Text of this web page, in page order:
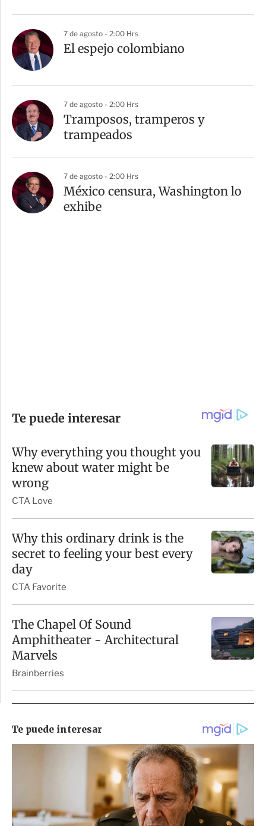
7 de agosto - 2:00 Hrs
El espejo colombiano
7 de agosto - 2:00 Hrs
Tramposos, tramperos y
trampeados
7 de agosto - 2:00 Hrs
México censura, Washington lo
exhibe